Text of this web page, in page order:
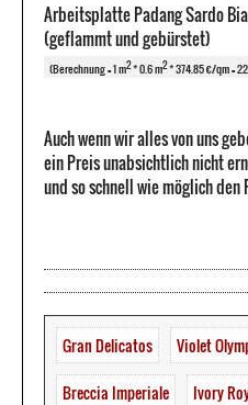
Arbeitsplatte Padang Sardo
(geflammt und gebürstet)
(Berechnung = 1 m2* 0.6 m2* 374.85 €/qm =
Auch wenn wir alles von uns
ein Preis unabsichtlich nicht
und so schnell wie möglich
Gran Delicatos Violet
Breccia Imperiale Ivory